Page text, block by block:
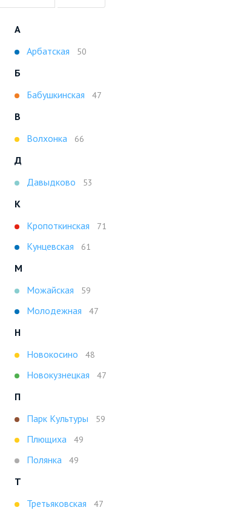
А
Арбатская
50
Б
Бабушкинская
47
В
Волхонка
66
Д
Давыдково
53
К
Кропоткинская
71
Кунцевская 61
М
Можайская
59
Молодежная 47
Н
Новокосино
48
Новокузнецкая 47
П
Парк Культуры
59
Плющиха 49
Полянка 49
Т
Третьяковская
47